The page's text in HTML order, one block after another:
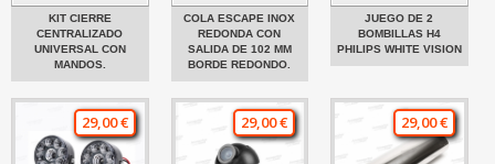
KIT CIERRE
CENTRALIZADO
UNIVERSAL CON
MANDOS.
COLA ESCAPE INOX
REDONDA CON
SALIDA DE 102 MM
BORDE REDONDO.
JUEGO DE 2
BOMBILLAS H4
PHILIPS WHITE VISION
29,00 € 29,00 € 29,00 €